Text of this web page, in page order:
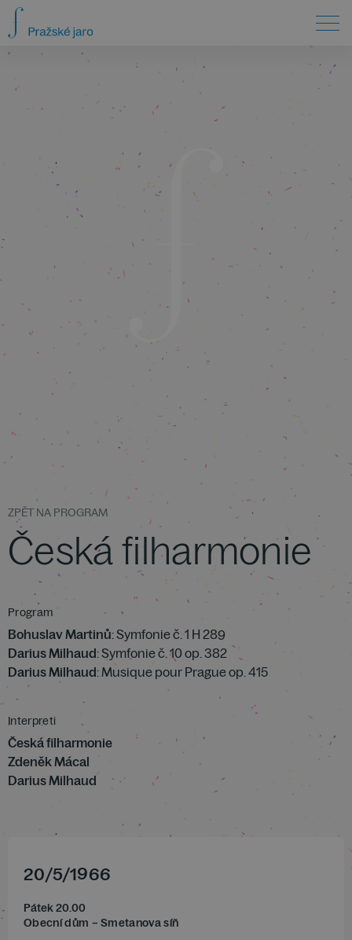
ZPĚT NA PROGRAM
Česká filharmonie
Program
Bohuslav Martinů: Symfonie č. 1 H 289
Darius Milhaud: Symfonie č. 10 op. 382
Darius Milhaud: Musique pour Prague op. 415
Interpreti
Česká filharmonie
Zdeněk Mácal
Darius Milhaud
20/5/1966
Pátek 20.00
Obecní dům – Smetanova síň